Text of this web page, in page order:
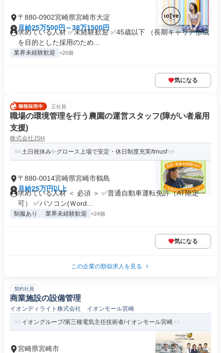
〒880-0902宮崎県宮崎市大淀
月給25万500円～38万1500円
求めている人材 ✅未経験歓迎 ✅45歳以下 （長期キャリア形成
を目的とした採用のため...
業界未経験歓迎 +26個
気になる
正社員
職場の環境管理を行う農園の運営スタッフ(障がい者雇用
支援)
株式会社JSH
土日祝休み✨グロース上場で安定・休日制度充実/trnusf
〒880-0014宮崎県宮崎市鶴島
月給25万円以上
求めている人材 ＜ 必須 ＞ ✅普通自動車運転免許（AT限定
可） ✅パソコン(Ｗord...
制服あり 業界未経験歓迎 +24個
気になる
この企業の類似求人を見る
契約社員
商業施設の設備管理
イオンディライト株式会社 イオンモール宮崎
イオングループ/第三種電気主任技術者/イオンモール宮崎
宮崎県宮崎市